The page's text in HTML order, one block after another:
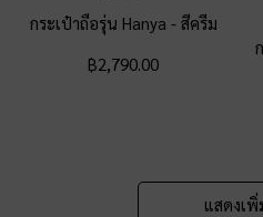
กระเป๋าถือรุ่น Hanya - สีครีม
฿2,790.00
แสดงเพิ่